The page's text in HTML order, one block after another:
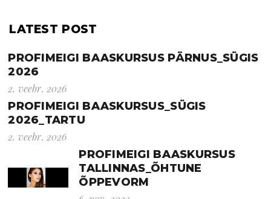
LATEST POST
PROFIMEIGI BAASKURSUS PÄRNUS_SÜGIS
2026
2. veebr. 2026
PROFIMEIGI BAASKURSUS_SÜGIS
2026_TARTU
2. veebr. 2026
PROFIMEIGI BAASKURSUS
TALLINNAS_ÕHTUNE
ÕPPEVORM